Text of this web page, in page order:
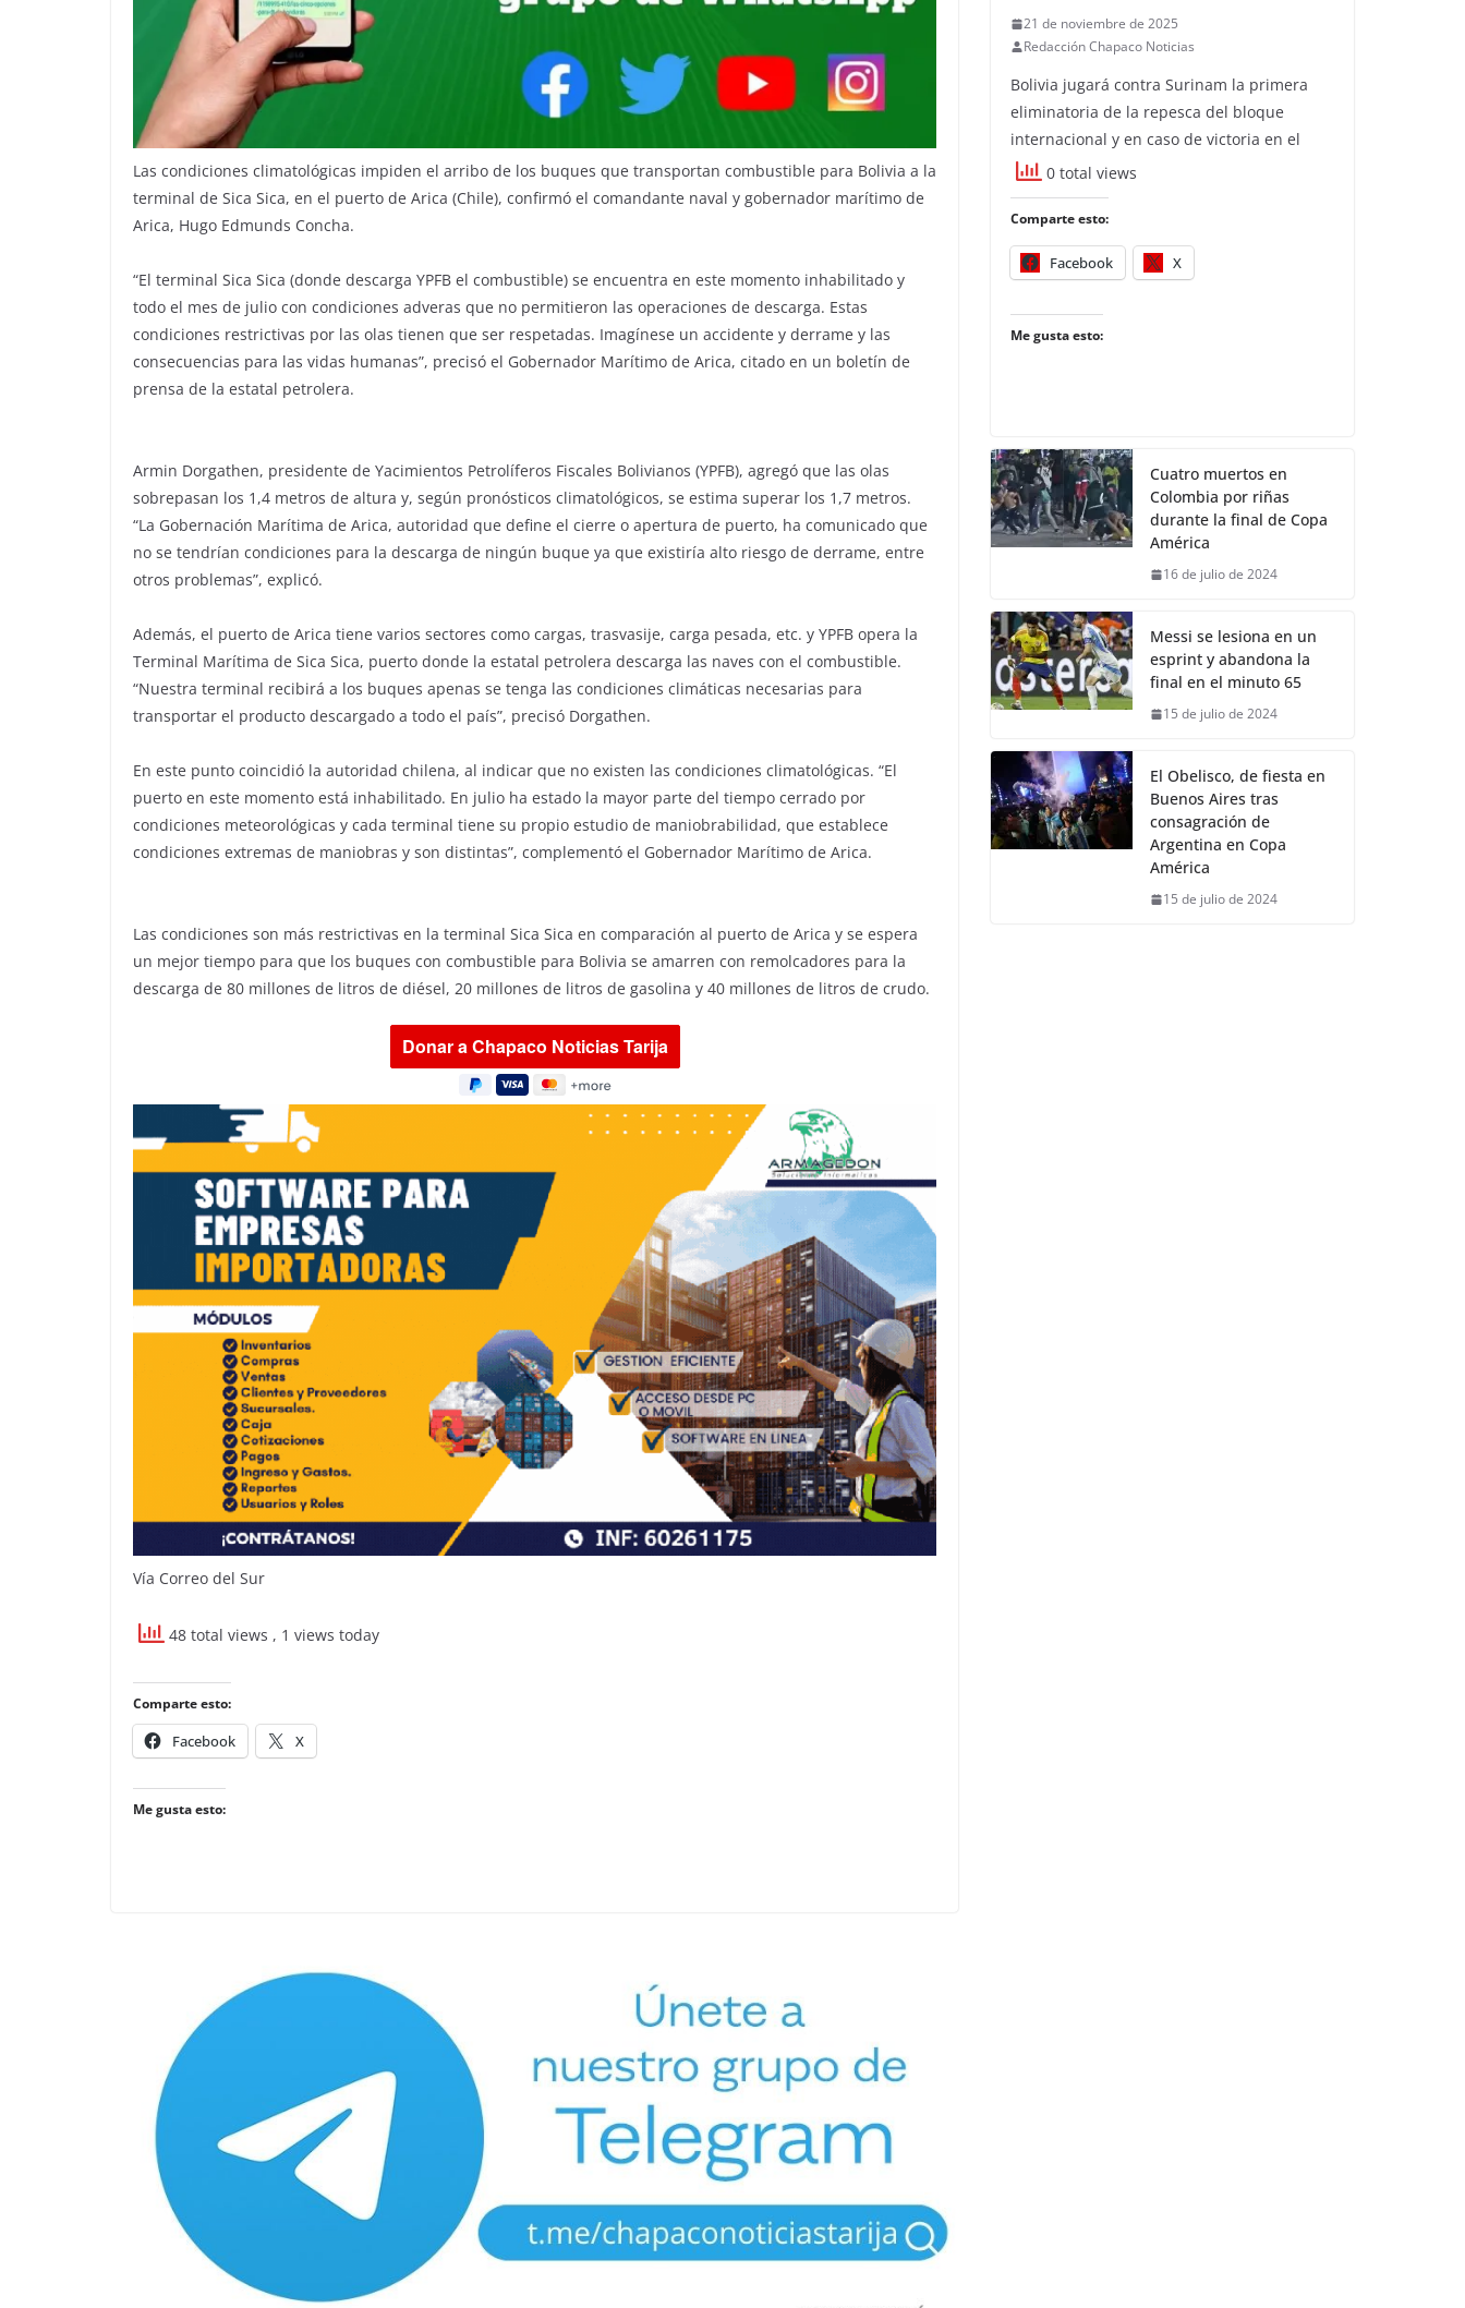
Las condiciones climatológicas impiden el arribo de los buques que transportan combustible para Bolivia a la
terminal de Sica Sica, en el puerto de Arica (Chile), confirmó el comandante naval y gobernador marítimo de
Arica, Hugo Edmunds Concha.
“El terminal Sica Sica (donde descarga YPFB el combustible) se encuentra en este momento inhabilitado y
todo el mes de julio con condiciones adveras que no permitieron las operaciones de descarga. Estas
condiciones restrictivas por las olas tienen que ser respetadas. Imagínese un accidente y derrame y las
consecuencias para las vidas humanas”, precisó el Gobernador Marítimo de Arica, citado en un boletín de
prensa de la estatal petrolera.
Armin Dorgathen, presidente de Yacimientos Petrolíferos Fiscales Bolivianos (YPFB), agregó que las olas
sobrepasan los 1,4 metros de altura y, según pronósticos climatológicos, se estima superar los 1,7 metros.
“La Gobernación Marítima de Arica, autoridad que define el cierre o apertura de puerto, ha comunicado que
no se tendrían condiciones para la descarga de ningún buque ya que existiría alto riesgo de derrame, entre
otros problemas”, explicó.
Además, el puerto de Arica tiene varios sectores como cargas, trasvasije, carga pesada, etc. y YPFB opera la
Terminal Marítima de Sica Sica, puerto donde la estatal petrolera descarga las naves con el combustible.
“Nuestra terminal recibirá a los buques apenas se tenga las condiciones climáticas necesarias para
transportar el producto descargado a todo el país”, precisó Dorgathen.
En este punto coincidió la autoridad chilena, al indicar que no existen las condiciones climatológicas. “El
puerto en este momento está inhabilitado. En julio ha estado la mayor parte del tiempo cerrado por
condiciones meteorológicas y cada terminal tiene su propio estudio de maniobrabilidad, que establece
condiciones extremas de maniobras y son distintas”, complementó el Gobernador Marítimo de Arica.
Las condiciones son más restrictivas en la terminal Sica Sica en comparación al puerto de Arica y se espera
un mejor tiempo para que los buques con combustible para Bolivia se amarren con remolcadores para la
descarga de 80 millones de litros de diésel, 20 millones de litros de gasolina y 40 millones de litros de crudo.
Vía Correo del Sur
48 total views , 1 views today
Comparte esto:
Facebook X
Me gusta esto:
21 de noviembre de 2025
Redacción Chapaco Noticias
Bolivia jugará contra Surinam la primera
eliminatoria de la repesca del bloque
internacional y en caso de victoria en el
0 total views
Comparte esto:
Facebook X
Me gusta esto:
Cuatro muertos en
Colombia por riñas
durante la final de Copa
América
16 de julio de 2024
Messi se lesiona en un
esprint y abandona la
final en el minuto 65
15 de julio de 2024
El Obelisco, de fiesta en
Buenos Aires tras
consagración de
Argentina en Copa
América
15 de julio de 2024